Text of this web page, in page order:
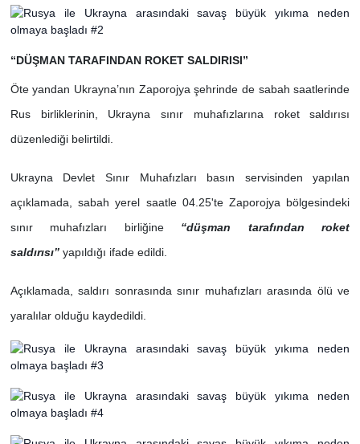
“DÜŞMAN TARAFINDAN ROKET SALDIRISI”
Öte yandan Ukrayna’nın Zaporojya şehrinde de sabah saatlerinde
Rus birliklerinin, Ukrayna sınır muhafızlarına roket saldırısı
düzenlediği belirtildi.
Ukrayna Devlet Sınır Muhafızları basın servisinden yapılan
açıklamada, sabah yerel saatle 04.25'te Zaporojya bölgesindeki
sınır muhafızları birliğine“düşman tarafından roket
saldırısı” yapıldığı ifade edildi.
Açıklamada, saldırı sonrasında sınır muhafızları arasında ölü ve
yaralılar olduğu kaydedildi.